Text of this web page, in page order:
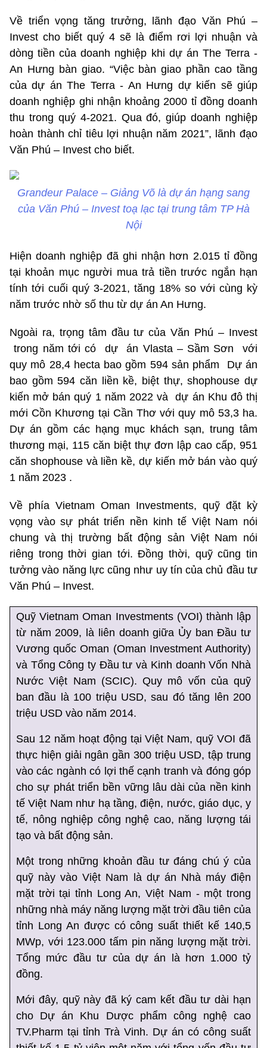
Về triển vọng tăng trưởng, lãnh đạo Văn Phú –
Invest cho biết quý 4 sẽ là điểm rơi lợi nhuận và
dòng tiền của doanh nghiệp khi dự án The Terra -
An Hưng bàn giao. “Việc bàn giao phần cao tầng
của dự án The Terra - An Hưng dự kiến sẽ giúp
doanh nghiệp ghi nhận khoảng 2000 tỉ đồng doanh
thu trong quý 4-2021. Qua đó, giúp doanh nghiệp
hoàn thành chỉ tiêu lợi nhuận năm 2021”, lãnh đạo
Văn Phú – Invest cho biết.
Grandeur Palace – Giảng Võ là dự án hạng sang
của Văn Phú – Invest toạ lạc tại trung tâm TP Hà
Nội
Hiện doanh nghiệp đã ghi nhận hơn 2.015 tỉ đồng
tại khoản mục người mua trả tiền trước ngắn hạn
tính tới cuối quý 3-2021, tăng 18% so với cùng kỳ
năm trước nhờ số thu từ dự án An Hưng.
Ngoài ra, trọng tâm đầu tư của Văn Phú – Invest
trong năm tới có dự án Vlasta – Sầm Sơn với
quy mô 28,4 hecta bao gồm 594 sản phẩm Dự án
bao gồm 594 căn liền kề, biệt thự, shophouse dự
kiến mở bán quý 1 năm 2022 và dự án Khu đô thị
mới Cồn Khương tại Cần Thơ với quy mô 53,3 ha.
Dự án gồm các hạng mục khách sạn, trung tâm
thương mại, 115 căn biệt thự đơn lập cao cấp, 951
căn shophouse và liền kề, dự kiến mở bán vào quý
1 năm 2023 .
Về phía Vietnam Oman Investments, quỹ đặt kỳ
vọng vào sự phát triển nền kinh tế Việt Nam nói
chung và thị trường bất động sản Việt Nam nói
riêng trong thời gian tới. Đồng thời, quỹ cũng tin
tưởng vào năng lực cũng như uy tín của chủ đầu tư
Văn Phú – Invest.
Quỹ Vietnam Oman Investments (VOI) thành lập
từ năm 2009, là liên doanh giữa Ủy ban Đầu tư
Vương quốc Oman (Oman Investment Authority)
và Tổng Công ty Đầu tư và Kinh doanh Vốn Nhà
Nước Việt Nam (SCIC). Quy mô vốn của quỹ
ban đầu là 100 triệu USD, sau đó tăng lên 200
triệu USD vào năm 2014.
Sau 12 năm hoạt động tại Việt Nam, quỹ VOI đã
thực hiện giải ngân gần 300 triệu USD, tập trung
vào các ngành có lợi thế cạnh tranh và đóng góp
cho sự phát triển bền vững lâu dài của nền kinh
tế Việt Nam như hạ tầng, điện, nước, giáo dục, y
tế, nông nghiệp công nghệ cao, năng lượng tái
tạo và bất động sản.
Một trong những khoản đầu tư đáng chú ý của
quỹ này vào Việt Nam là dự án Nhà máy điện
mặt trời tại tỉnh Long An, Việt Nam - một trong
những nhà máy năng lượng mặt trời đầu tiên của
tỉnh Long An được có công suất thiết kế 140,5
MWp, với 123.000 tấm pin năng lượng mặt trời.
Tổng mức đầu tư của dự án là hơn 1.000 tỷ
đồng.
Mới đây, quỹ này đã ký cam kết đầu tư dài hạn
cho Dự án Khu Dược phẩm công nghệ cao
TV.Pharm tại tỉnh Trà Vinh. Dự án có công suất